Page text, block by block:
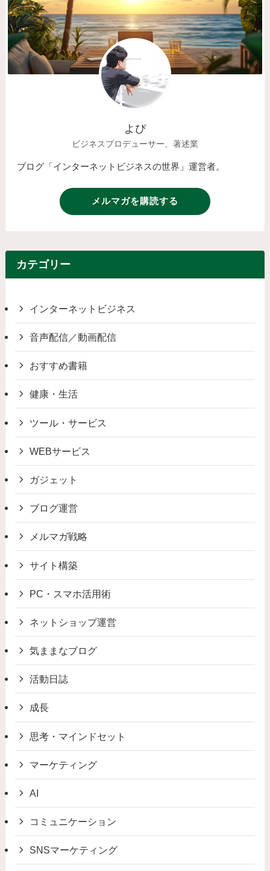
よぴ
ビジネスプロデューサー、著述業
ブログ「インターネットビジネスの世界」運営者。
メルマガを購読する
カテゴリー
インターネットビジネス
音声配信／動画配信
おすすめ書籍
健康・生活
ツール・サービス
WEBサービス
ガジェット
ブログ運営
メルマガ戦略
サイト構築
PC・スマホ活用術
ネットショップ運営
気ままなブログ
活動日誌
成長
思考・マインドセット
マーケティング
AI
コミュニケーション
SNSマーケティング